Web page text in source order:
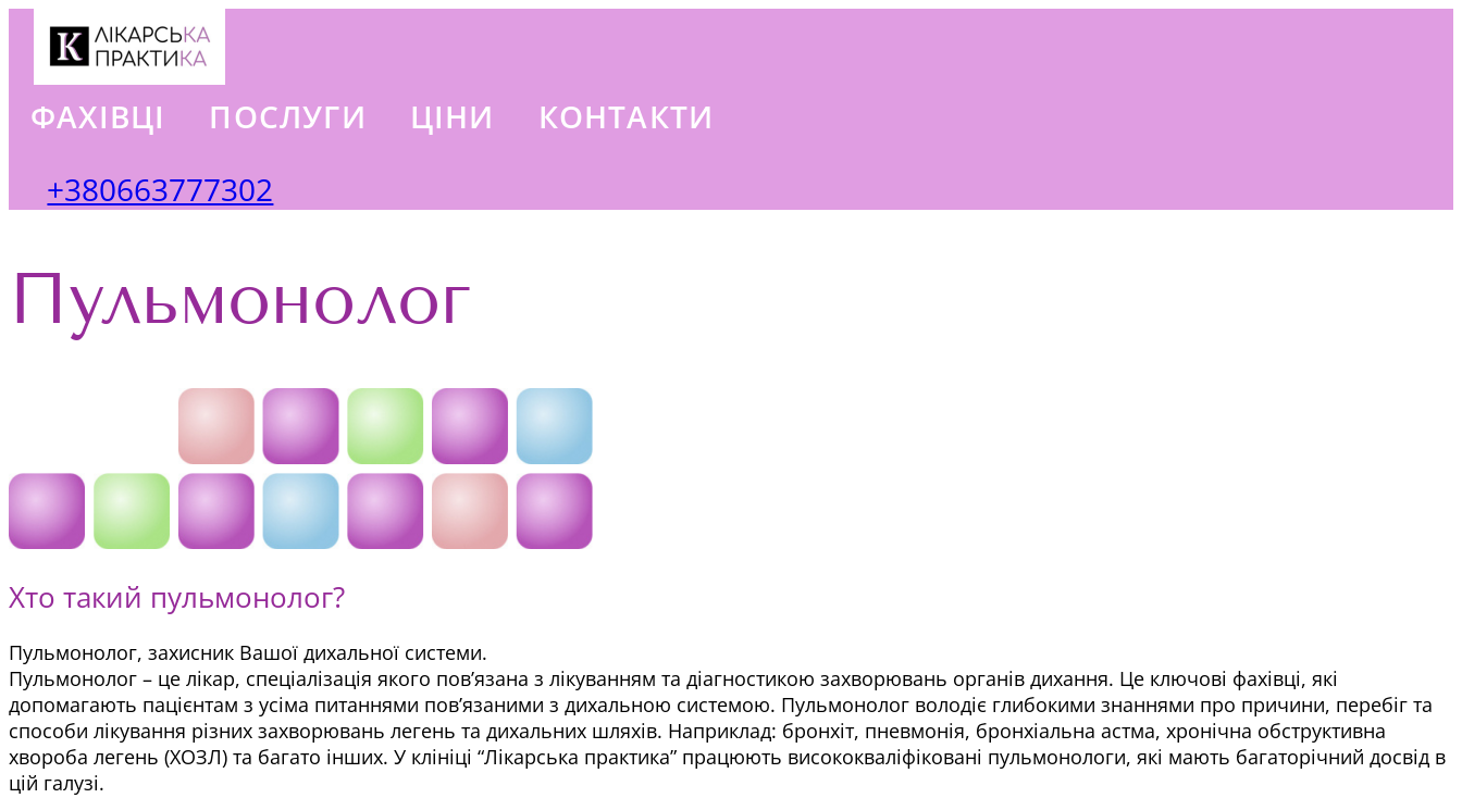
ФАХІВЦІ ПОСЛУГИ ЦІНИ
КОНТАКТИ
+380663777302
Пульмонолог
Хто такий пульмонолог?
Пульмонолог, захисник Вашої дихальної системи.
Пульмонолог – це лікар, спеціалізація якого пов’язана з лікуванням та діагностикою захворювань органів дихання. Це ключові фахівці, які
допомагають пацієнтам з усіма питаннями пов’язаними з дихальною системою. Пульмонолог володіє глибокими знаннями про причини, перебіг та
способи лікування різних захворювань легень та дихальних шляхів. Наприклад: бронхіт, пневмонія, бронхіальна астма, хронічна обструктивна
хвороба легень (ХОЗЛ) та багато інших. У клініці “Лікарська практика” працюють висококваліфіковані пульмонологи, які мають багаторічний досвід в
цій галузі.